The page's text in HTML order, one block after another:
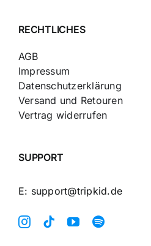
RECHTLICHES
AGB
Impressum
Datenschutzerklärung
Versand und Retouren
Vertrag widerrufen
SUPPORT
E: support@tripkid.de